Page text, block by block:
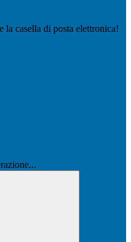
casella di posta elettronica!